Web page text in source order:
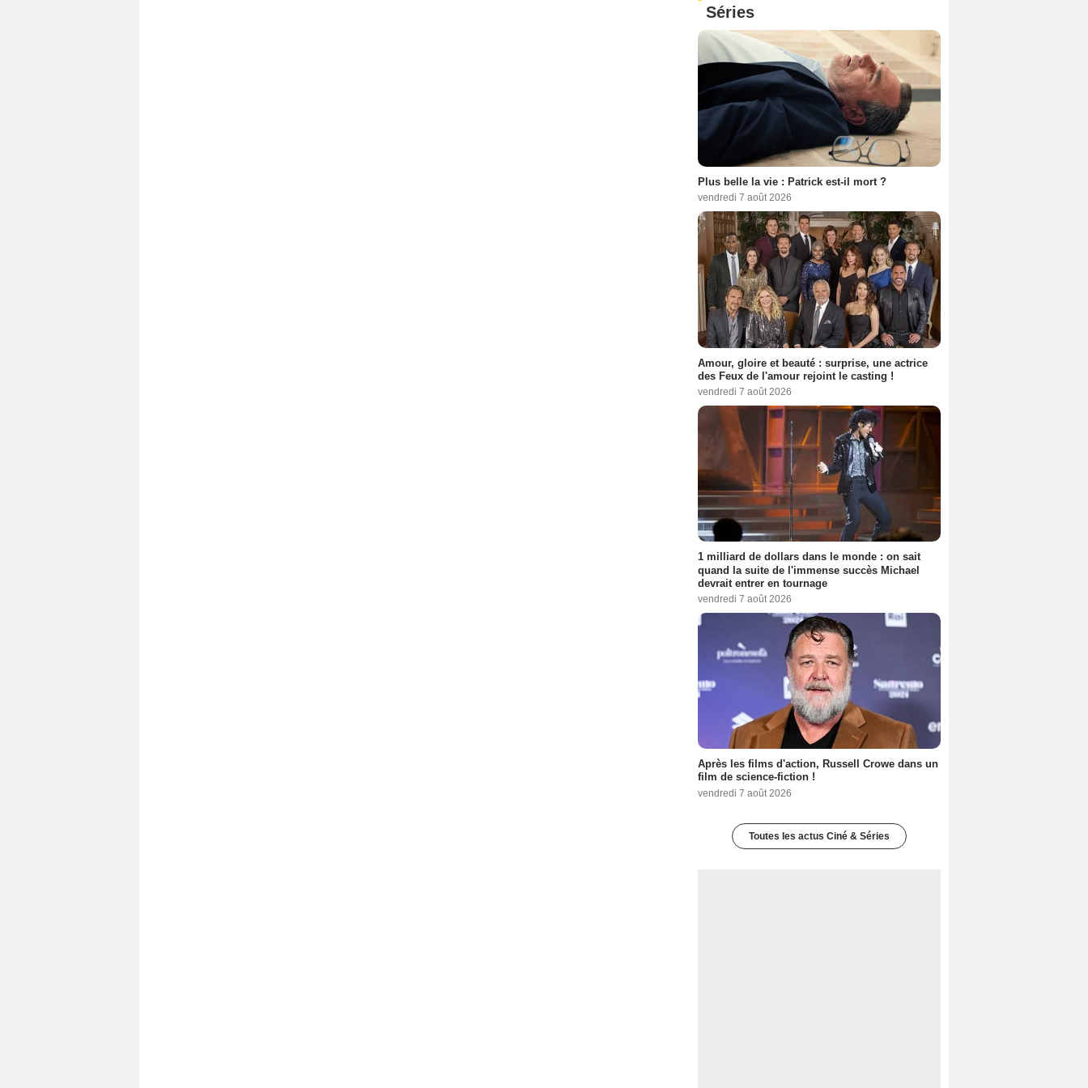
Séries
Plus belle la vie : Patrick est-il mort ?
vendredi 7 août 2026
Amour, gloire et beauté : surprise, une actrice
des Feux de l'amour rejoint le casting !
vendredi 7 août 2026
1 milliard de dollars dans le monde : on sait
quand la suite de l'immense succès Michael
devrait entrer en tournage
vendredi 7 août 2026
Après les films d'action, Russell Crowe dans un
film de science-fiction !
vendredi 7 août 2026
Toutes les actus Ciné & Séries